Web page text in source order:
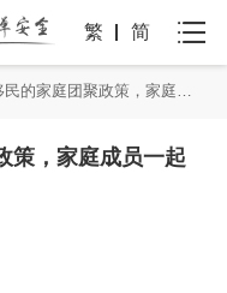
繁 简
保加利亚投资移民的家庭团聚政策，家庭成员一起移民
策，家庭成员一起